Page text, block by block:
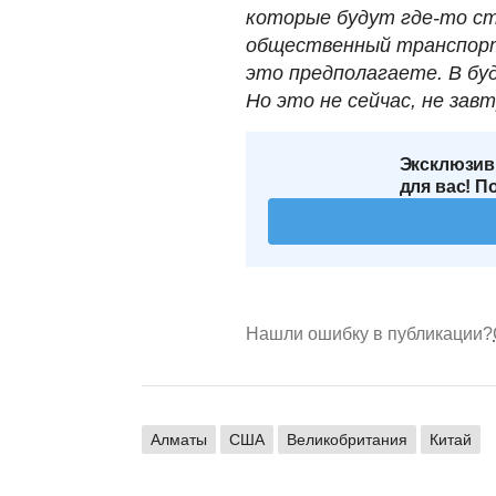
которые будут где-то
общественный
это предполагаете. В
Но это не сейчас, не
для вас!
Нашли ошибку в публикации?
Алматы США Великобритания Китай